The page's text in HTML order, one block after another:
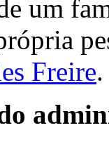
um
Freire.